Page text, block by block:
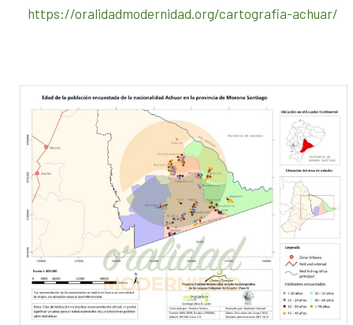
https://oralidadmodernidad.org/cartografia-achuar/